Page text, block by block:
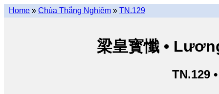
Home » Chùa Thắng Nghiêm » TN.129
梁皇寳懺 •
TN.129